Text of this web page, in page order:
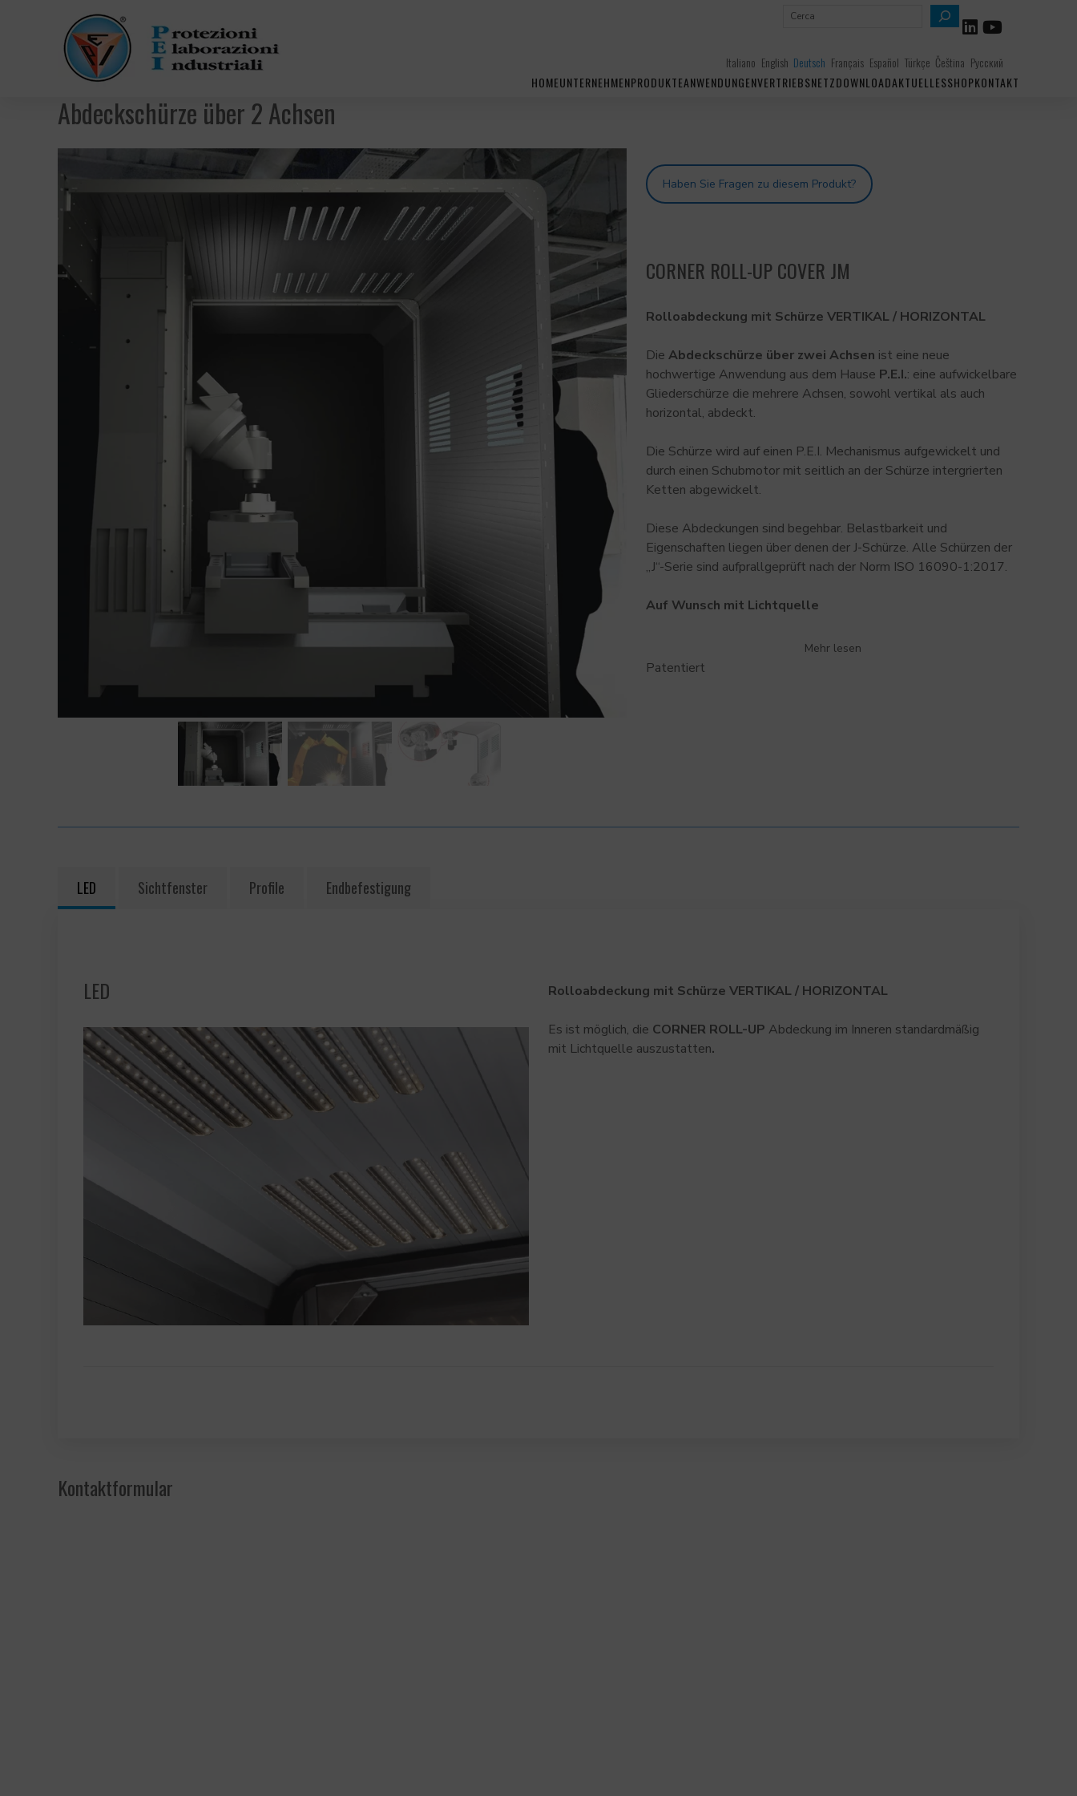
c
h
Italiano English Deutsch Français Español Türkçe Čeština Русский
HOMEUNTERNEHMENPRODUKTEANWENDUNGENVERTRIEBSNETZDOWNLOADAKTUELLESSHOPKONTAKT
Abdeckschürze über 2 Achsen
Haben Sie Fragen zu diesem Produkt?
CORNER ROLL-UP COVER JM
Rolloabdeckung mit Schürze VERTIKAL / HORIZONTAL
DieAbdeckschürze über zwei Achsen ist eine neue
hochwertige Anwendung aus dem Hause P.E.I.: eine aufwickelbare
Gliederschürze die mehrere Achsen, sowohl vertikal als auch
horizontal, abdeckt.
Die Schürze wird auf einen P.E.I. Mechanismus aufgewickelt und
durch einen Schubmotor mit seitlich an der Schürze intergrierten
Ketten abgewickelt.
Diese Abdeckungen sind begehbar. Belastbarkeit und
Eigenschaften liegen über denen der J-Schürze. Alle Schürzen der
„J“-Serie sind aufprallgeprüft nach der Norm ISO 16090-1:2017.
Auf Wunsch mit Lichtquelle
Mehr lesen
Patentiert
LED Sichtfenster Profile Endbefestigung
LED Rolloabdeckung mit Schürze VERTIKAL / HORIZONTAL
Es ist möglich, die CORNER ROLL-UP Abdeckung im Inneren standardmäßig
mit Lichtquelle auszustatten.
Kontaktformular